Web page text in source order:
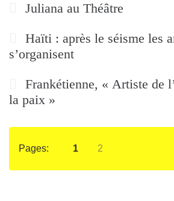
Juliana au Théâtre
Haïti : après le séisme les
s’organisent
Frankétienne, « Artiste de
la paix »
Pages: 1 2